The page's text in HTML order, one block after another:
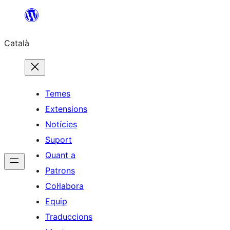
contingut
Català
Temes
Extensions
Notícies
Suport
Quant a
Patrons
Col·labora
Equip
Traduccions